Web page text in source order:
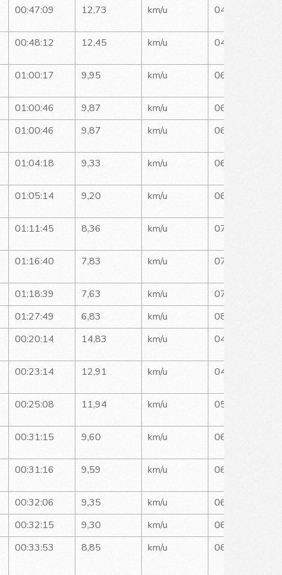
00:47:09 12,73 km/u 04:42
00:48:12 12,45 km/u 04:49
01:00:17 9,95 km/u 06:01
01:00:46 9,87 km/u 06:04
01:00:46 9,87 km/u 06:04
01:04:18 9,33 km/u 06:25
01:05:14 9,20 km/u 06:31
01:11:45 8,36 km/u 07:10
01:16:40 7,83 km/u 07:40
01:18:39 7,63 km/u 07:51
01:27:49 6,83 km/u 08:46
00:20:14 14,83 km/u 04:02
00:23:14 12,91 km/u 04:38
00:25:08 11,94 km/u 05:01
00:31:15 9,60 km/u 06:15
00:31:16 9,59 km/u 06:15
00:32:06 9,35 km/u 06:25
00:32:15 9,30 km/u 06:27
00:33:53 8,85 km/u 06:46